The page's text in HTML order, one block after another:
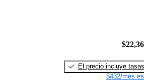
El precio incluye tasas
$432/mes